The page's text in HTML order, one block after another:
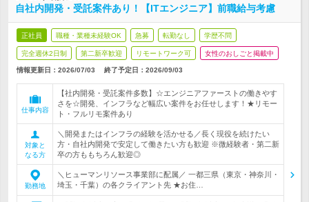
自社内開発・受託案件あり！【ITエンジニア】前職給与考慮
正社員 職種・業種未経験OK 急募 転勤なし 学歴不問
完全週休2日制 第二新卒歓迎 リモートワーク可 女性のおしごと掲載中
情報更新日：2026/07/03 終了予定日： 2026/09/03
仕事内容
【社内開発・受託案件多数】☆エンジニアファーストの働きやす
さを☆開発、インフラなど幅広い案件をお任せします！★リモー
ト・フルリモ案件あり
対象と
なる方
＼開発またはインフラの経験を活かせる／長く現役を続けたい
方・自社内開発で安定して働きたい方も歓迎 ※微経験者・第二新
卒の方ももちろん歓迎◎
勤務地
＼ヒューマンリソース事業部に配属／ 一都三県（東京・神奈川・
埼玉・千葉）の各クライアント先 ★お住…